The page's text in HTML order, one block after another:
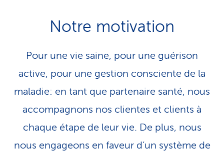
c
e
Notre motivation
Pour une vie saine, pour une guérison
active, pour une gestion consciente de la
maladie: en tant que partenaire santé, nous
accompagnons nos clientes et clients à
chaque étape de leur vie. De plus, nous
nous engageons en faveur d’un système de